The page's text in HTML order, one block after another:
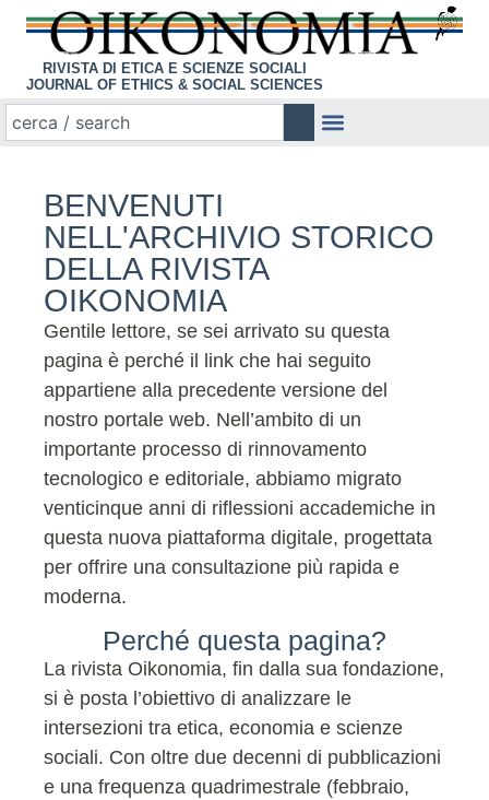
RIVISTA DI ETICA E SCIENZE SOCIALI
JOURNAL OF ETHICS & SOCIAL SCIENCES
BENVENUTI
NELL'ARCHIVIO STORICO
DELLA RIVISTA
OIKONOMIA
Gentile lettore, se sei arrivato su questa
pagina è perché il link che hai seguito
appartiene alla precedente versione del
nostro portale web. Nell’ambito di un
importante processo di rinnovamento
tecnologico e editoriale, abbiamo migrato
venticinque anni di riflessioni accademiche in
questa nuova piattaforma digitale, progettata
per offrire una consultazione più rapida e
moderna.
Perché questa pagina?
La rivista Oikonomia, fin dalla sua fondazione,
si è posta l’obiettivo di analizzare le
intersezioni tra etica, economia e scienze
sociali. Con oltre due decenni di pubblicazioni
e una frequenza quadrimestrale (febbraio,